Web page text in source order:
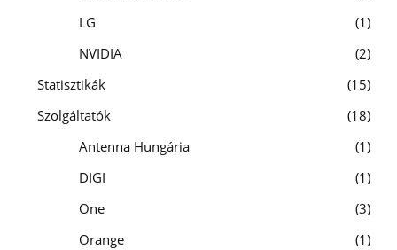
LG
1
NVIDIA
2
Statisztikák
15
Szolgáltatók
18
Antenna Hungária
1
DIGI
1
One
3
Orange
1